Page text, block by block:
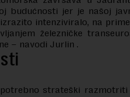
budućnosti jer je našoj
izrazito intenziviralo, na
železničke
– navodi Jurlin .
strateški